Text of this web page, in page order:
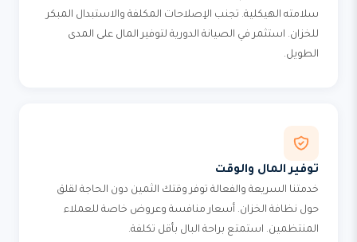
سلامته الهيكلية. تجنب الإصلاحات المكلفة والاستبدال المبكر
للخزان. استثمر في الصيانة الدورية لتوفير المال على المدى
الطويل.
توفير المال والوقت
خدمتنا السريعة والفعالة توفر وقتك الثمين دون الحاجة لقلق
حول نظافة الخزان. أسعار منافسة وعروض خاصة للعملاء
المنتظمين. استمتع براحة البال بأقل تكلفة.